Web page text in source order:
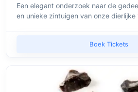
Een elegant onderzoek naar de
en unieke zintuigen van onze dierlijke
Boek Tickets